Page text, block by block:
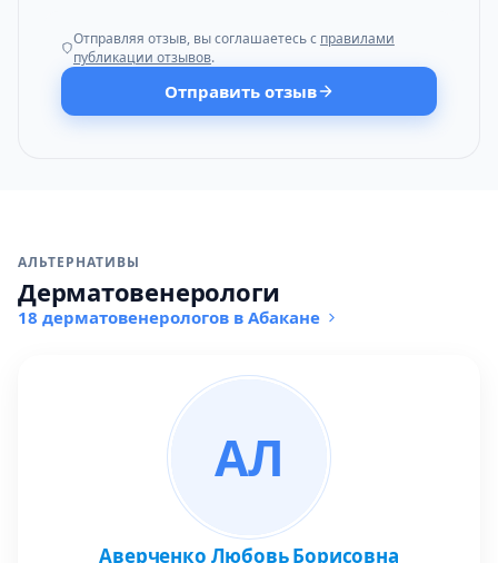
Отправляя отзыв, вы соглашаетесь с правилами
публикации отзывов.
Отправить отзыв
АЛЬТЕРНАТИВЫ
Дерматовенерологи
18 дерматовенерологов в Абакане
АЛ
Аверченко Любовь Борисовна